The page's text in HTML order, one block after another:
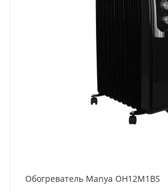
Обогреватель Manya OH12M1BS